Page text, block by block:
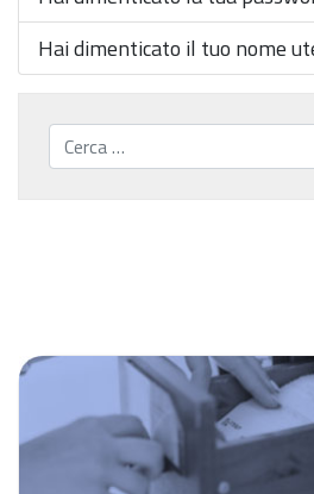
Hai dimenticato il tuo nome
Cerca...